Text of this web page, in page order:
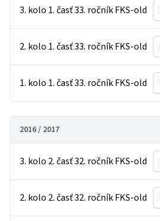
3. kolo 1. časť 33. ročník FKS-old
2. kolo 1. časť 33. ročník FKS-old
1. kolo 1. časť 33. ročník FKS-old
2016 / 2017
3. kolo 2. časť 32. ročník FKS-old
2. kolo 2. časť 32. ročník FKS-old